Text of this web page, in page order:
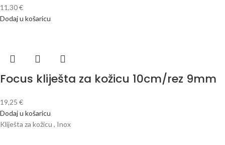
11,30€
Dodaj u košaricu
Focus kliješta za kožicu 10cm/rez 9mm
19,25 €
Dodaj u košaricu
Kliješta za kožicu , Inox